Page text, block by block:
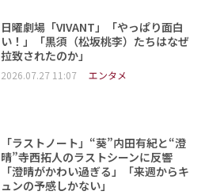
日曜劇場「VIVANT」「やっぱり面白
い！」「黒須（松坂桃李）たちはなぜ
拉致されたのか」
2026.07.27 11:07 エンタメ
「ラストノート」“葵”内田有紀と“澄
晴”寺西拓人のラストシーンに反響
「澄晴がかわい過ぎる」「来週からキ
ュンの予感しかない」